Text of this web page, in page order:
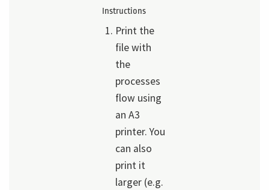
Instructions
Print the
file with
the
processes
flow using
an A3
printer. You
can also
print it
larger (e.g.